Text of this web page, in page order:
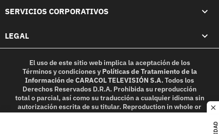
SERVICIOS CORPORATIVOS
LEGAL
El uso de este sitio web implica la aceptación de los
Términos y condicionesy Políticas de Tratamiento de la
InformacióndeCARACOL TELEVISIÓN S.A.Todos los
Derechos Reservados D.R.A. Prohibida su reproducción
total o parcial, así como su traducción a cualquier idioma sin
autorización escrita de su titular. Reproduction in whole or